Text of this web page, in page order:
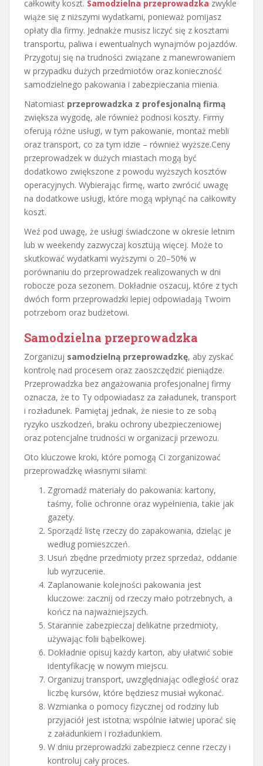
całkowity koszt. Samodzielna przeprowadzka zwykle
wiąże się z niższymi wydatkami, ponieważ pomijasz
opłaty dla firmy. Jednakże musisz liczyć się z kosztami
transportu, paliwa i ewentualnych wynajmów pojazdów.
Przygotuj się na trudności związane z manewrowaniem
w przypadku dużych przedmiotów oraz konieczność
samodzielnego pakowania i zabezpieczania mienia.
Natomiast przeprowadzka z profesjonalną firmą
zwiększa wygodę, ale również podnosi koszty. Firmy
oferują różne usługi, w tym pakowanie, montaż mebli
oraz transport, co za tym idzie – również wyższe.Ceny
przeprowadzek w dużych miastach mogą być
dodatkowo zwiększone z powodu wyższych kosztów
operacyjnych. Wybierając firmę, warto zwrócić uwagę
na dodatkowe usługi, które mogą wpłynąć na całkowity
koszt.
Weź pod uwagę, że usługi świadczone w okresie letnim
lub w weekendy zazwyczaj kosztują więcej. Może to
skutkować wydatkami wyższymi o 20–50% w
porównaniu do przeprowadzek realizowanych w dni
robocze poza sezonem. Dokładnie oszacuj, które z tych
dwóch form przeprowadzki lepiej odpowiadają Twoim
potrzebom oraz budżetowi.
Samodzielna przeprowadzka
Zorganizuj samodzielną przeprowadzkę, aby zyskać
kontrolę nad procesem oraz zaoszczędzić pieniądze.
Przeprowadzka bez angażowania profesjonalnej firmy
oznacza, że to Ty odpowiadasz za załadunek, transport
i rozładunek. Pamiętaj jednak, że niesie to ze sobą
ryzyko uszkodzeń, braku ochrony ubezpieczeniowej
oraz potencjalne trudności w organizacji przewozu.
Oto kluczowe kroki, które pomogą Ci zorganizować
przeprowadzkę własnymi siłami:
Zgromadź materiały do pakowania: kartony,
taśmy, folie ochronne oraz wypełnienia, takie jak
gazety.
Sporządź listę rzeczy do zapakowania, dzieląc je
według pomieszczeń.
Usuń zbędne przedmioty przez sprzedaż, oddanie
lub wyrzucenie.
Zaplanowanie kolejności pakowania jest
kluczowe: zacznij od rzeczy mało potrzebnych, a
kończ na najważniejszych.
Starannie zabezpieczaj delikatne przedmioty,
używając folii bąbelkowej.
Dokładnie opisuj każdy karton, aby ułatwić sobie
identyfikację w nowym miejscu.
Organizuj transport, uwzględniając odległość oraz
liczbę kursów, które będziesz musiał wykonać.
Wzmianka o pomocy fizycznej od rodziny lub
przyjaciół jest istotna; wspólnie łatwiej uporać się
z załadunkiem i rozładunkiem.
W dniu przeprowadzki zabezpiecz cenne rzeczy i
kontroluj cały proces.